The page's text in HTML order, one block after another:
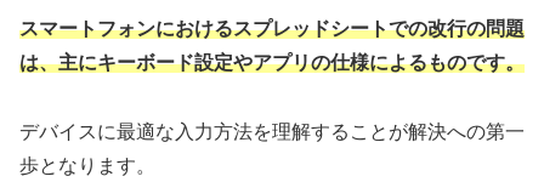
スマートフォンにおけるスプレッドシートでの改行の問題
は、主にキーボード設定やアプリの仕様によるものです。
デバイスに最適な入力方法を理解することが解決への第一
歩となります。